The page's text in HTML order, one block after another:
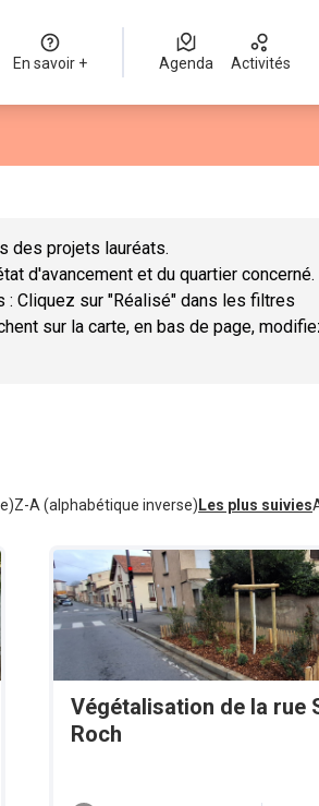
En savoir + Agenda Activités
des projets lauréats.
d'avancement et du quartier concerné.
Cliquez sur "Réalisé" dans les filtres
sur la carte, en bas de page,
Z-A (alphabétique inverse) Les plus suivies
Végétalisation de la rue
Roch